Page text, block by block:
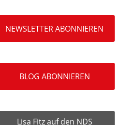
NEWSLETTER ABONNIEREN
BLOG ABONNIEREN
Lisa Fitz auf den NDS